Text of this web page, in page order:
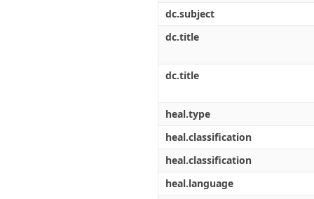
dc.subject
dc.title
dc.title
heal.type
heal.classification
heal.classification
heal.language